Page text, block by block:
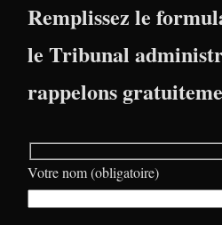
Remplissez le
le Tribunal
rappelons
Votre nom (obligatoire)